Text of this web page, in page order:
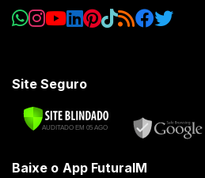
Site Seguro
Baixe o App FuturaIM